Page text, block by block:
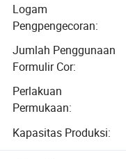
Logam
Pengpengecoran:
Jumlah Penggunaan
Formulir Cor:
Perlakuan
Permukaan:
Kapasitas Produksi: